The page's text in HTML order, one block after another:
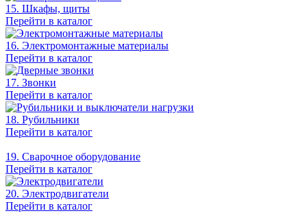
15. Шкафы, щиты
Перейти в каталог
16. Электромонтажные материалы
Перейти в каталог
17. Звонки
Перейти в каталог
18. Рубильники
Перейти в каталог
19. Сварочное оборудование
Перейти в каталог
20. Электродвигатели
Перейти в каталог